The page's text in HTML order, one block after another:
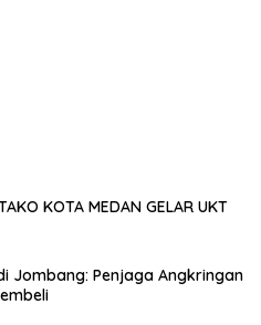
KOTA MEDAN GELAR UKT
Jombang: Penjaga Angkringan